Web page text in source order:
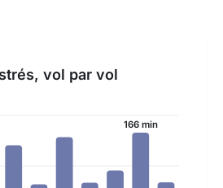
vol par vol
166 min